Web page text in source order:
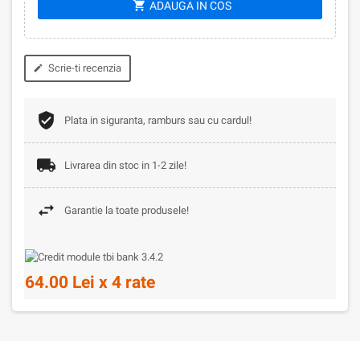
shopping_cart ADAUGA IN COS
edit Scrie-ti recenzia
Plata in siguranta, ramburs sau cu cardul!
Livrarea din stoc in 1-2 zile!
Garantie la toate produsele!
64.00 Lei x 4 rate